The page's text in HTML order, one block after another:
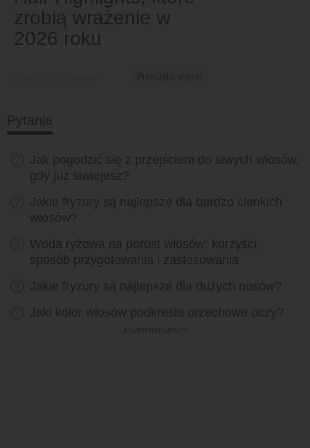
zrobią wrażenie w
2026 roku
Pytania
Jak pogodzić się z przejściem do siwych włosów,
gdy już siwiejesz?
Jakie fryzury są najlepsze dla bardzo cienkich
włosów?
Woda ryżowa na porost włosów: korzyści,
sposób przygotowania i zastosowania
Jakie fryzury są najlepsze dla dużych nosów?
Jaki kolor włosów podkreśla orzechowe oczy?